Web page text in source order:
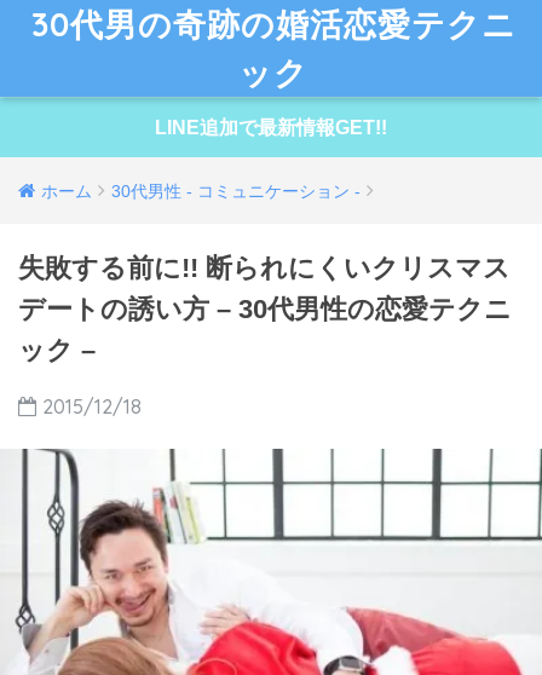
30代男の奇跡の婚活恋愛テクニ
ック
LINE追加で最新情報GET!!
ホーム 30代男性 - コミュニケーション -
失敗する前に!! 断られにくいクリスマス
デートの誘い方 – 30代男性の恋愛テクニ
ック –
2015/12/18